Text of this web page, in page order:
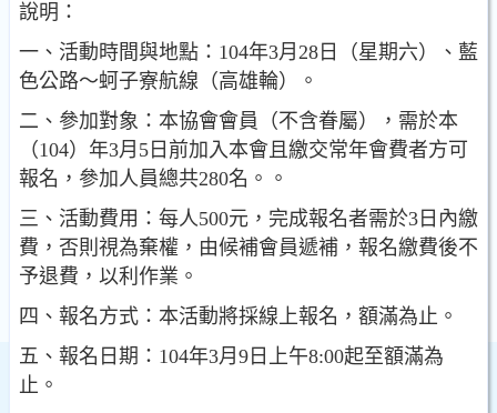
說明：
一、活動時間與地點：104年3月28日（星期六）、藍
色公路～蚵子寮航線（高雄輪）。
二、參加對象：本協會會員（不含眷屬），需於本
（104）年3月5日前加入本會且繳交常年會費者方可
報名，參加人員總共280名。。
三、活動費用：每人500元，完成報名者需於3日內繳
費，否則視為棄權，由候補會員遞補，報名繳費後不
予退費，以利作業。
四、報名方式：本活動將採線上報名，額滿為止。
五、報名日期：104年3月9日上午8:00起至額滿為
止。